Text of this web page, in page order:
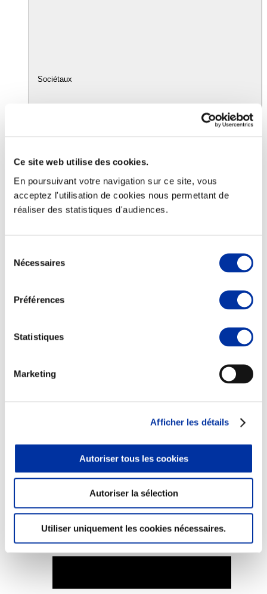
Ce site web utilise des cookies.
En poursuivant votre navigation sur ce site, vous
acceptez l'utilisation de cookies nous permettant de
réaliser des statistiques d'audiences.
Nécessaires
Préférences
Statistiques
Marketing
Afficher les détails
Autoriser tous les cookies
Autoriser la sélection
Utiliser uniquement les cookies nécessaires.
Sociétaux
Pacte sociétal